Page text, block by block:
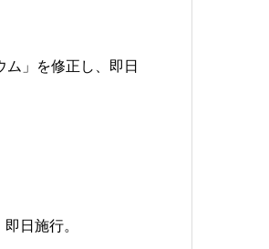
」を修正し、即日
日施行。